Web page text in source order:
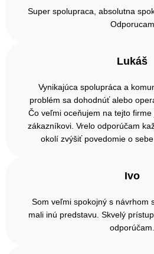
Super spolupraca, absolutna
Odporucam
Lukáš
Vynikajúca spolupráca a
problém sa dohodnúť alebo
Čo veľmi oceňujem na tejto
zákazníkovi. Vrelo odporúčam
okolí zvýšiť povedomie o
Ivo
Som veľmi spokojný s návrhom
mali inú predstavu. Skvelý
odporúčam.